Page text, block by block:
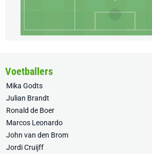
Voetballers
Mika Godts
Julian Brandt
Ronald de Boer
Marcos Leonardo
John van den Brom
Jordi Cruijff